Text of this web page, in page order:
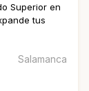
Superior en
tus
Salamanca